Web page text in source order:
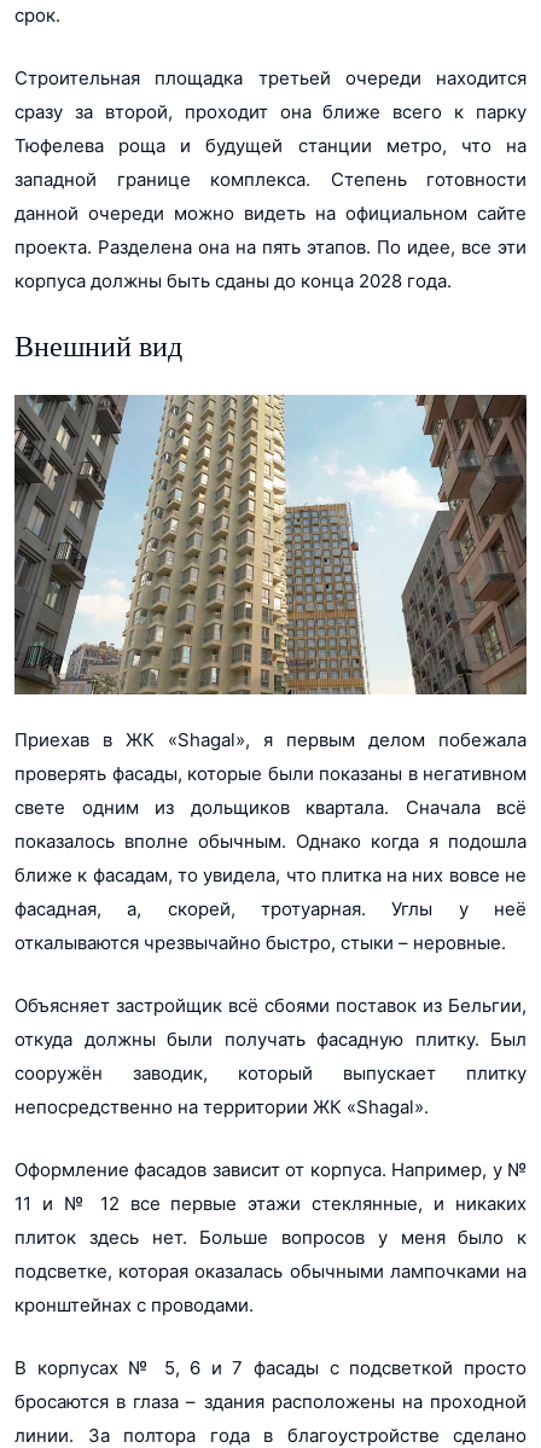
срок.
Строительная площадка третьей очереди находится
сразу за второй, проходит она ближе всего к парку
Тюфелева роща и будущей станции метро, что на
западной границе комплекса. Степень готовности
данной очереди можно видеть на официальном сайте
проекта. Разделена она на пять этапов. По идее, все эти
корпуса должны быть сданы до конца 2028 года.
Внешний вид
Приехав в ЖК «Shagal», я первым делом побежала
проверять фасады, которые были показаны в негативном
свете одним из дольщиков квартала. Сначала всё
показалось вполне обычным. Однако когда я подошла
ближе к фасадам, то увидела, что плитка на них вовсе не
фасадная, а, скорей, тротуарная. Углы у неё
откалываются чрезвычайно быстро, стыки – неровные.
Объясняет застройщик всё сбоями поставок из Бельгии,
откуда должны были получать фасадную плитку. Был
сооружён заводик, который выпускает плитку
непосредственно на территории ЖК «Shagal».
Оформление фасадов зависит от корпуса. Например, у №
11 и № 12 все первые этажи стеклянные, и никаких
плиток здесь нет. Больше вопросов у меня было к
подсветке, которая оказалась обычными лампочками на
кронштейнах с проводами.
В корпусах № 5, 6 и 7 фасады с подсветкой просто
бросаются в глаза – здания расположены на проходной
линии. За полтора года в благоустройстве сделано